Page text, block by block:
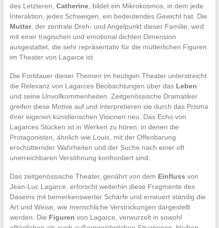
des Letzteren, Catherine, bildet ein Mikrokosmos, in dem jede
Interaktion, jedes Schweigen, ein bedeutendes Gewicht hat. Die
Mutter, der zentrale Dreh- und Angelpunkt dieser Familie, wird
mit einer tragischen und emotional dichten Dimension
ausgestattet, die sehr repräsentativ für die mütterlichen Figuren
im Theater von Lagarce ist.
Die Fortdauer dieser Themen im heutigen Theater unterstreicht
die Relevanz von Lagarces Beobachtungen über das Leben
und seine Unvollkommenheiten. Zeitgenössische Dramatiker
greifen diese Motive auf und interpretieren sie durch das Prisma
ihrer eigenen künstlerischen Visionen neu. Das Echo von
Lagarces Stücken ist in Werken zu hören, in denen die
Protagonisten, ähnlich wie Louis, mit der Offenbarung
erschütternder Wahrheiten und der Suche nach einer oft
unerreichbaren Versöhnung konfrontiert sind.
Das zeitgenössische Theater, genährt von dem Einfluss von
Jean-Luc Lagarce, erforscht weiterhin diese Fragmente des
Daseins mit bemerkenswerter Schärfe und erneuert ständig die
Art und Weise, wie menschliche Verstrickungen dargestellt
werden. Die Figuren von Lagarce, verwurzelt in sowohl